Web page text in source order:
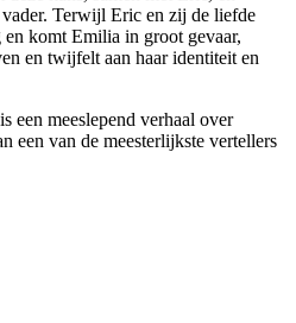
Terwijl Eric en zij de liefde
komt Emilia in groot gevaar,
en twijfelt aan haar identiteit en
is een meeslepend verhaal over
een van de meesterlijkste vertellers